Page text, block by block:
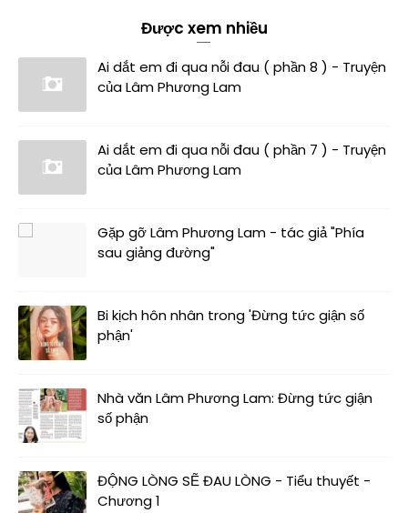
Được xem nhiều
Ai dắt em đi qua nỗi đau ( phần 8 ) - Truyện
của Lâm Phương Lam
Ai dắt em đi qua nỗi đau ( phần 7 ) - Truyện
của Lâm Phương Lam
Gặp gỡ Lâm Phương Lam - tác giả "Phía
sau giảng đường"
Bi kịch hôn nhân trong 'Đừng tức giận số
phận'
Nhà văn Lâm Phương Lam: Đừng tức giận
số phận
ĐỘNG LÒNG SẼ ĐAU LÒNG - Tiểu thuyết -
Chương 1